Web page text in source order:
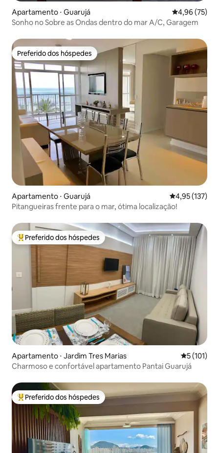
Apartamento ⋅ Guarujá 4,96 de uma
4,96 (75)
Sonho no Sobre as Ondas dentro do mar A/C, Garagem
Preferido dos hóspedes
Preferido dos hóspedes
Apartamento ⋅ Guarujá 4,95 de uma
4,95 (137)
Pitangueiras frente para o mar, ótima localização!
Entre os melhores preferidos dos hóspedes
Preferido dos hóspedes
Apartamento ⋅ Jardim Tres Marias 5 de uma
5 (101)
Charmoso e confortável apartamento Pantai Guarujá
Entre os melhores preferidos dos hóspedes
Preferido dos hóspedes